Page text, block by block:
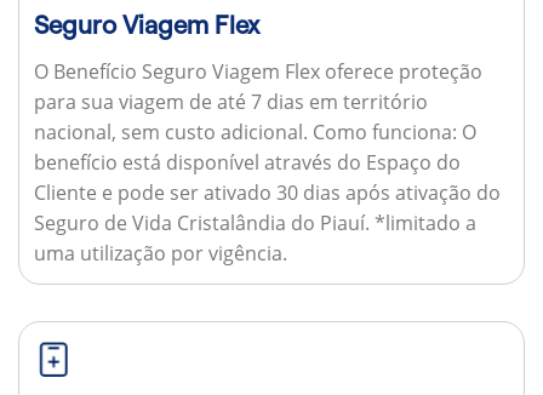
Seguro Viagem Flex
O Benefício Seguro Viagem Flex oferece proteção
para sua viagem de até 7 dias em território
nacional, sem custo adicional. Como funciona: O
benefício está disponível através do Espaço do
Cliente e pode ser ativado 30 dias após ativação do
Seguro de Vida Cristalândia do Piauí. *limitado a
uma utilização por vigência.